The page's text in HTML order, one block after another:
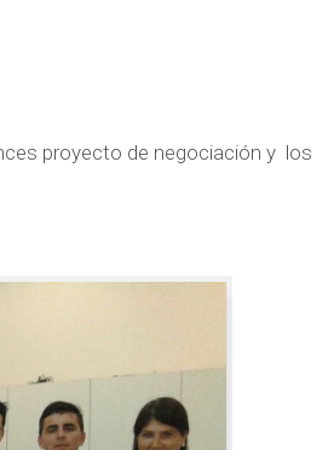
proyecto de negociación y los